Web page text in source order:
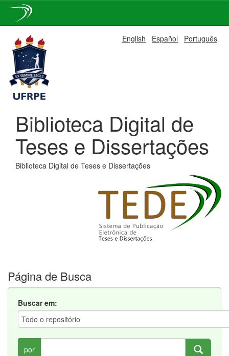
navigation
English Español Português
Biblioteca Digital de
Teses e Dissertações
Biblioteca Digital de Teses e Dissertações
Página de Busca
Buscar em:
por